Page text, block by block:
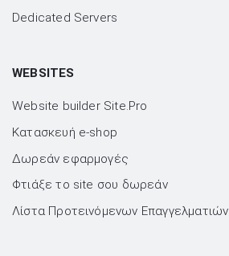
Dedicated Servers
WEBSITES
Website builder Site.Pro
Kατασκευή e-shop
Δωρεάν εφαρμογές
Φτιάξε το site σου δωρεάν
Λίστα Προτεινόμενων Επαγγελματιών